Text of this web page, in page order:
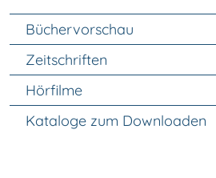
Unter Navigation
Büchervorschau
Zeitschriften
Hörfilme
Kataloge zum Downloaden